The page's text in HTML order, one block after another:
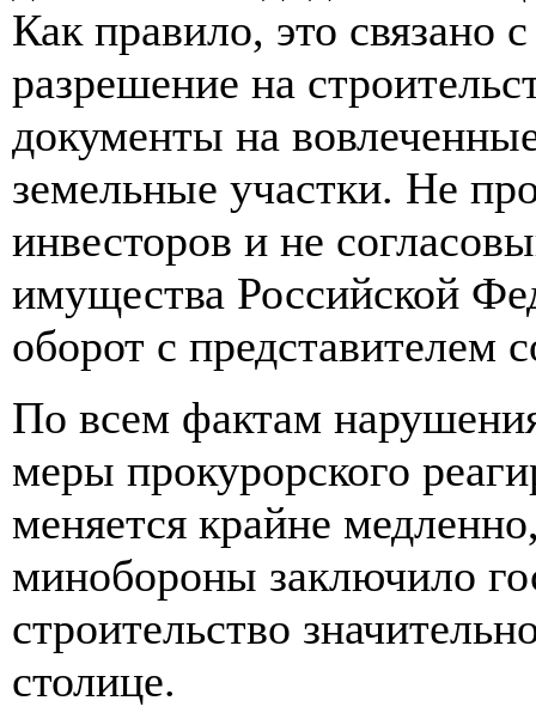
Как правило, это связано
разрешение на
документы на
земельные участки. Не
инвесторов и не
имущества Российской
оборот с представителем
По всем фактам
меры прокурорского
меняется крайне
минобороны заключило
строительство
столице.